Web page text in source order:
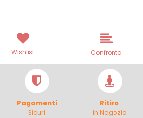
Wishlist Confronta
Pagamenti
Sicuri
Ritiro
in Negozio